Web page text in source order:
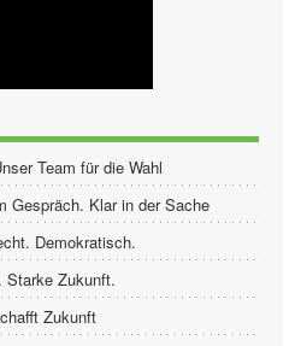
Team für die Wahl
Gespräch. Klar in der Sache
Demokratisch.
Starke Zukunft.
Zukunft